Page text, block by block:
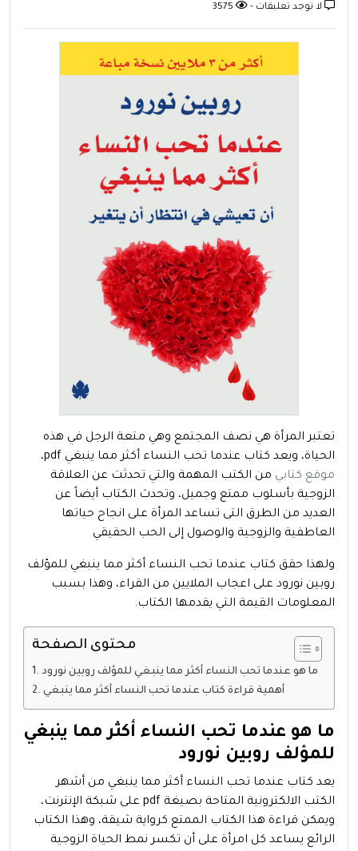
لا توجد تعليقات -
تعتبر المرأة هي نصف المجتمع وهي متعة الرجل في هذه
الحياة، ويعد كتاب عندما تحب النساء أكثر مما ينبغي pdf،
موقع كتابي من الكتب المهمة والتي تحدثت عن العلاقة
الزوجية بأسلوب ممتع وجميل، وتحدث الكتاب أيضاً عن
العديد من الطرق التى تساعد المرأة على انجاح حياتها
العاطفية والزوجية والوصول إلى الحب الحقيقي
ولهذا حقق كتاب عندما تحب النساء أكثر مما ينبغي للمؤلف
روبين نورود على اعجاب الملايين من القراء، وهذا بسبب
المعلومات القيمة التي يقدمها الكتاب.
محتوى الصفحة
ما هو عندما تحب النساء أكثر مما ينبغي للمؤلف روبين نورود
أهمية قراءة كتاب عندما تحب النساء أكثر مما ينبغي
ما هو عندما تحب النساء أكثر مما ينبغي
للمؤلف روبين نورود
يعد كتاب عندما تحب النساء أكثر مما ينبغي من أشهر
الكتب الالكترونية المتاحة بصيغة pdf على شبكة الإنترنت،
ويمكن قراءة هذا الكتاب الممتع كرواية شيقة، وهذا الكتاب
الرائع يساعد كل امرأة على أن تكسر نمط الحياة الزوجية